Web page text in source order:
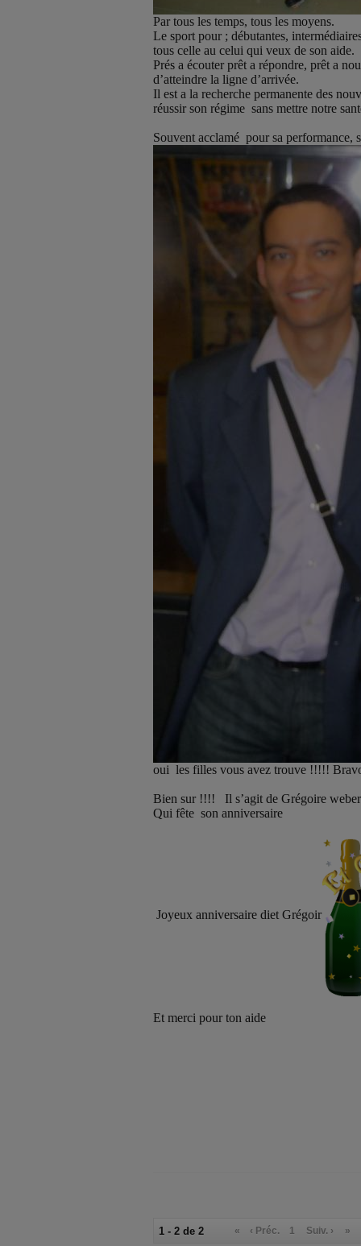
Par tous les temps, tous les moyens.
Le sport pour ; débutantes,
tous celle au celui qui veux de son aide.
Prés a écouter prêt a répondre, prêt a
d’atteindre la ligne d’arrivée.
Il est a la recherche permanente des
réussir son régime sans mettre notre
Souvent acclamé pour sa performance,
oui les filles vous avez trouve !!!!!
Bien sur !!!!
Il s’agit de Grégoire
Qui fête son anniversaire
Joyeux anniversaire diet Grégoir
Et merci pour ton aide
1 - 2 de 2 « ‹ Préc. 1 Suiv. › »